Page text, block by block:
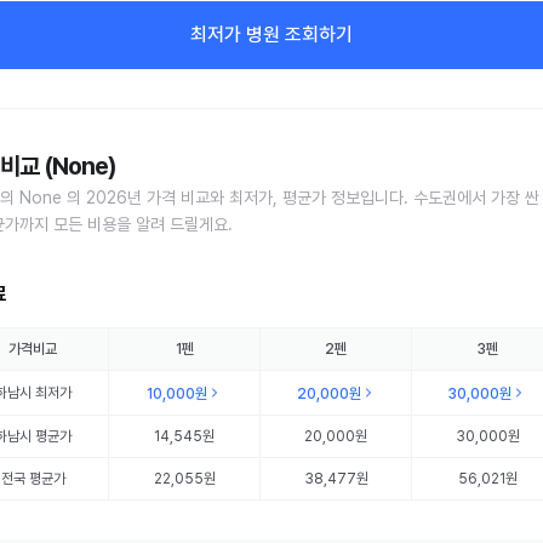
최저가 병원 조회하기
교 (None)
None 의 2026년 가격 비교와 최저가, 평균가 정보입니다. 수도권에서 가장 싼
가까지 모든 비용을 알려 드릴게요.
가격비교 1펜 2펜 3펜
남시 최저가 10,000원 20,000원 30,000원
남시 평균가 14,545원 20,000원 30,000원
전국 평균가 22,055원 38,477원 56,021원